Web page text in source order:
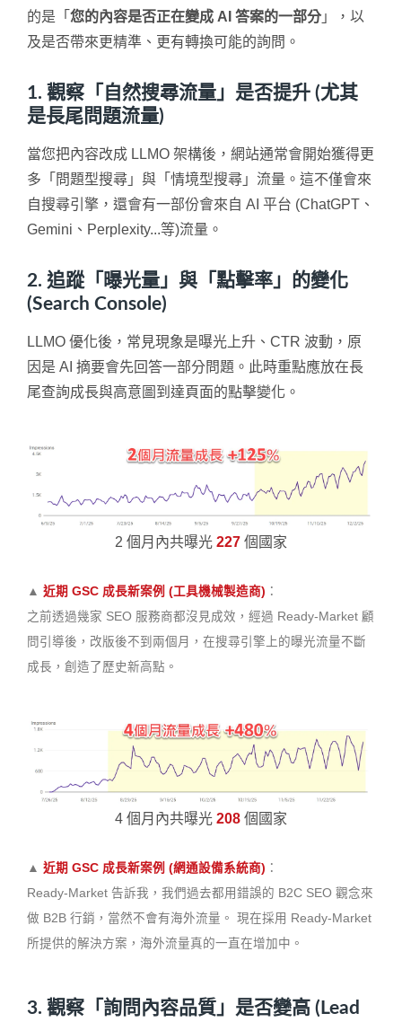
的是「 您的內容是否正在變成 AI 答案的一部分」，以
及是否帶來更精準、更有轉換可能的詢問。
1. 觀察「自然搜尋流量」是否提升 (尤其
是長尾問題流量)
當您把內容改成 LLMO 架構後，網站通常會開始獲得更
多「問題型搜尋」與「情境型搜尋」流量。這不僅會來
自搜尋引擎，還會有一部份會來自 AI 平台 (ChatGPT、
Gemini、Perplexity...等)流量。
2. 追蹤「曝光量」與「點擊率」的變化
(Search Console)
LLMO 優化後，常見現象是曝光上升、CTR 波動，原
因是 AI 摘要會先回答一部分問題。此時重點應放在長
尾查詢成長與高意圖到達頁面的點擊變化。
2 個月內共曝光 227 個國家
▲ 近期 GSC 成長新案例 (工具機械製造商) ：
之前透過幾家 SEO 服務商都沒見成效，經過 Ready-Market 顧
問引導後，改版後不到兩個月，在搜尋引擎上的曝光流量不斷
成長，創造了歷史新高點。
4 個月內共曝光 208 個國家
▲ 近期 GSC 成長新案例 (網通設備系統商) ：
Ready-Market 告訴我，我們過去都用錯誤的 B2C SEO 觀念來
做 B2B 行銷，當然不會有海外流量。 現在採用 Ready-Market
所提供的解決方案，海外流量真的一直在增加中。
3. 觀察「詢問內容品質」是否變高 (Lead